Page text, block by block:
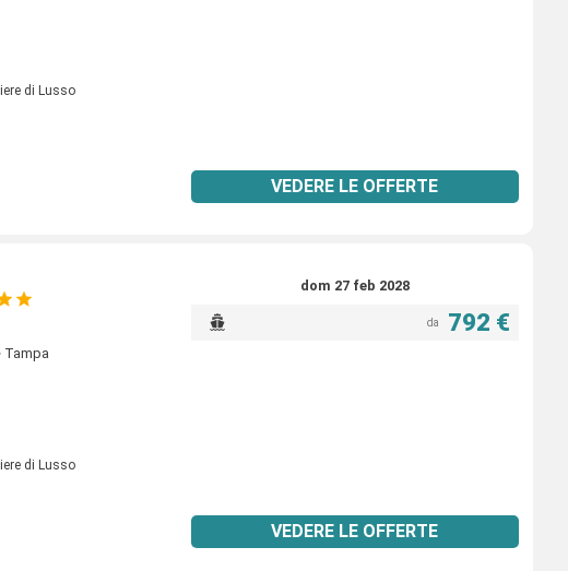
di Lusso
VEDERE LE OFFERTE
Tampa
di Lusso
dom 27 feb 2028
da 792 €
VEDERE LE OFFERTE